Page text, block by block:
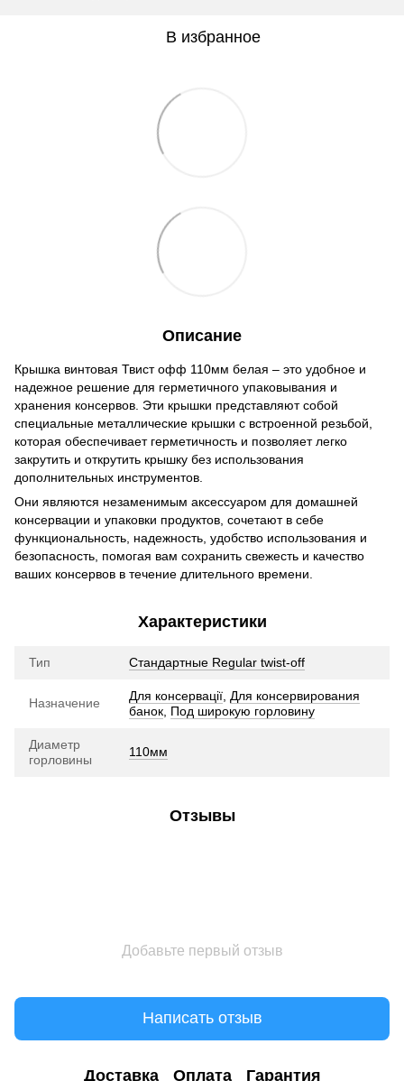
В избранное
Описание
Крышка винтовая Твист офф 110мм белая – это удобное и
надежное решение для герметичного упаковывания и
хранения консервов. Эти крышки представляют собой
специальные металлические крышки с встроенной резьбой,
которая обеспечивает герметичность и позволяет легко
закрутить и открутить крышку без использования
дополнительных инструментов.
Они являются незаменимым аксессуаром для домашней
консервации и упаковки продуктов, сочетают в себе
функциональность, надежность, удобство использования и
безопасность, помогая вам сохранить свежесть и качество
ваших консервов в течение длительного времени.
Характеристики
Тип Стандартные Regular twist-off
Назначение Для консервації Для консервирования
банок Под широкую горловину
Диаметр
горловины
110мм
Отзывы
Добавьте первый отзыв
Написать отзыв
Доставка Оплата Гарантия